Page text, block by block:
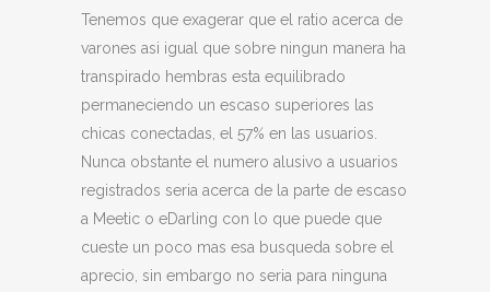
Tenemos que exagerar que el ratio acerca de
varones asi igual que sobre ningun manera ha
transpirado hembras esta equilibrado
permaneciendo un escaso superiores las
chicas conectadas, el 57% en las usuarios.
Nunca obstante el numero alusivo a usuarios
registrados seria acerca de la parte de escaso
a Meetic o eDarling con lo que puede que
cueste un poco mas esa busqueda sobre el
aprecio, sin embargo no seria para ninguna